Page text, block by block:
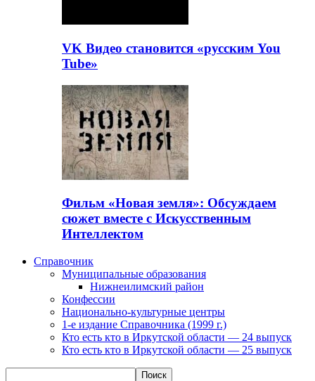
VK Видео становится «русским You
Tube»
Фильм «Новая земля»: Обсуждаем
сюжет вместе с Искусственным
Интеллектом
Справочник
Муниципальные образования
Нижнеилимский район
Конфессии
Национально-культурные центры
1-е издание Справочника (1999 г.)
Кто есть кто в Иркутской области — 24 выпуск
Кто есть кто в Иркутской области — 25 выпуск